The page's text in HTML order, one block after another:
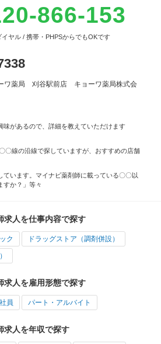
866-153
ヤル / 携帯・PHPSからでもOKです
ワ薬局 刈谷駅前店 キョーワ薬局株式会
味があるので、詳細を教えていただけます
〇線の沿線で探していますが、おすすめの店舗
ています。マイナビ薬剤師に載っている〇〇以
すか？」等々
求人を仕事内容で探す
ク ドラッグストア（調剤併設）
求人を雇用形態で探す
員 パート・アルバイト
求人を年収で探す